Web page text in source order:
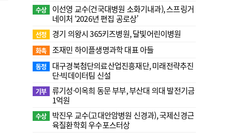
수상
이선영 교수(건국대병원 소화기내과), 스프링거
네이처 ‘2026년 편집 공로상’
선정 경기 의왕시 365키즈병원, 달빛어린이병원
화촉 조재민 하이플생명과학 대표 아들
동정
대구경북첨단의료산업진흥재단, 미래전략추진
단·빅데이터팀 신설
기부 류기성·이옥희 동문 부부, 부산대 의대 발전기금
1억원
수상
박진우 교수(고대안암병원 신경과), 국제신경근
육질환학회 우수포스터상